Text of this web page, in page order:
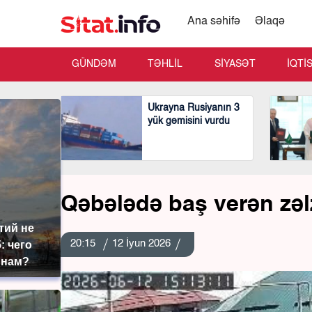
не
чего
Ana səhifə Əlaqə
GÜNDƏM TƏHLİL SİYASƏT
Ukrayna Rusiyanın 3
yük gəmisini vurdu
Qəbələdə baş verən
20:15 12 İyun 2026